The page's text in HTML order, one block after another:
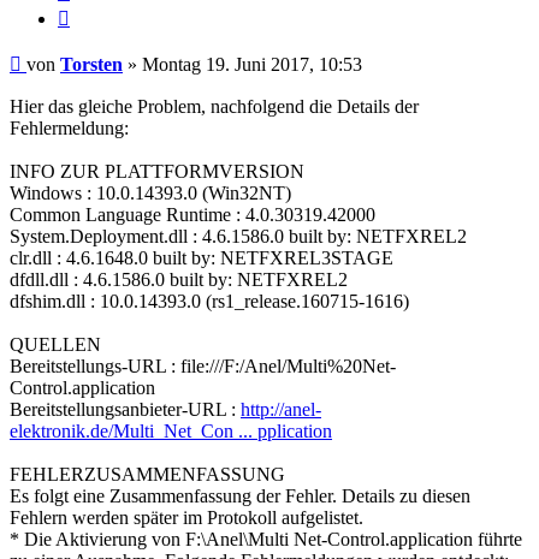
Beitrag
von Torsten » Montag 19. Juni 2017, 10:53
Hier das gleiche Problem, nachfolgend die Details der
Fehlermeldung:
INFO ZUR PLATTFORMVERSION
Windows : 10.0.14393.0 (Win32NT)
Common Language Runtime : 4.0.30319.42000
System.Deployment.dll : 4.6.1586.0 built by: NETFXREL2
clr.dll : 4.6.1648.0 built by: NETFXREL3STAGE
dfdll.dll : 4.6.1586.0 built by: NETFXREL2
dfshim.dll : 10.0.14393.0 (rs1_release.160715-1616)
QUELLEN
Bereitstellungs-URL : file:///F:/Anel/Multi%20Net-
Control.application
Bereitstellungsanbieter-URL : http://anel-
elektronik.de/Multi_Net_Con ... pplication
FEHLERZUSAMMENFASSUNG
Es folgt eine Zusammenfassung der Fehler. Details zu diesen
Fehlern werden später im Protokoll aufgelistet.
* Die Aktivierung von F:\Anel\Multi Net-Control.application führte